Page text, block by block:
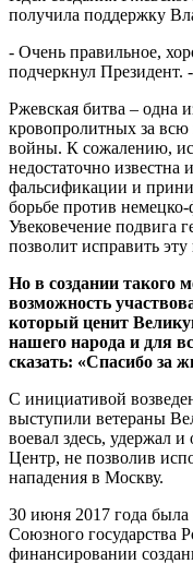
получила поддержку
- Очень правильное,
подчеркнул
Ржевская битва – одна
кровопролитных за
войны. К сожалению,
недостаточно
фальсификации и
борьбе против
Увековечение подвига
позволит исправить эту
Но в создании такого
возможность
который ценит
нашего народа и для
сказать: «Спасибо за
С инициативой
выступили ветераны
воевал здесь, удержал
Центр, не позволив
нападения в Москву.
30 июня 2017 года была
Союзного государства
финансировании